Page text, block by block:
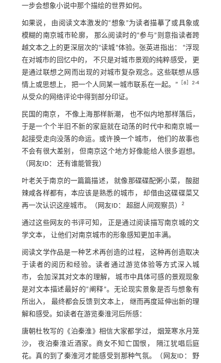
一步会想象小说中那个描绘的世界如何。
如果说， 由阅读文本激发的“想象”为读者描摹了或具象或
模糊的南京城市轮廓， 那么阅读时的“参与”则意指读者跨
越文本之上的更深层次的“读城”体验。张英进指出： “浮现
在对城市的回忆中的， 不只是对城市景观的纯粹感受， 更
是通过联想之网而出现的对城市复杂观念。这些联想从感
情上或思想上， 把一个人同某一城市联系在一起。”
［6 ］2-4
从受众的网络评论中得到部分印证。
民国的南京， 不像上海那样新潮， 也不似内地那样落后，
于是一个个半旧不新的家庭就在动荡的时代中和南京城一
起接受走向没落的命运。或许换一个城市， 他们的故事也
不会有很大差别， 但南京这个地方好像能给人很多遐想。
（网友ID： 还有谁能管我）
叶老关于南京的一篇篇描述， 就像那碟碟配粥小菜， 酸甜
辣咸各样都有，本应该是熟悉的城市， 却借由这碟碟菜又
再一次认识这座城市。（网友ID： 超甜人间观察员）
2
通过这些网友的书评可知， 正是通过阅读描写南京城的文
学文本， 让他们对南京城市的形象感知更加丰满。
阅读文学作品是一种艺术再创造的过程， 这种再创造取决
于读者的阅历和经验。读者通过游览体验等方式深入城
市， 会加深其对文本的理解， 城市中具体可感的景观现象
是对文本描述最好的“阐释”。无论现实景象是否与想象有
所出入， 最终都会反馈到文本上， 继而再度延伸出新的理
解和感受。如读者在游览秦淮河后所感：
唐朝杜牧写的《泊秦淮》相信大家都学过， 烟笼寒水月笼
沙， 夜泊秦淮近酒家。商女不知亡国恨， 隔江犹唱后庭
花。真的到了秦淮河才能感受到那种气氛。（网友ID： 野